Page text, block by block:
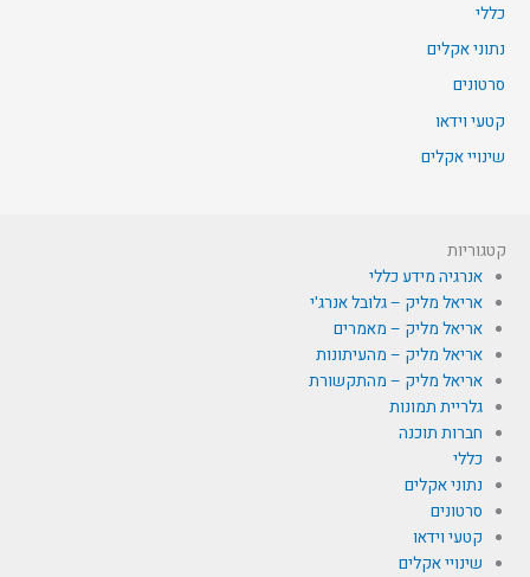
כללי
נתוני אקלים
סרטונים
קטעי וידאו
שינויי אקלים
קטגוריות
אנרגיה מידע כללי
אריאל מליק – גלובל אנרג'י
אריאל מליק – מאמרים
אריאל מליק – מהעיתונות
אריאל מליק – מהתקשורת
גלריית תמונות
חברות תוכנה
כללי
נתוני אקלים
סרטונים
קטעי וידאו
שינויי אקלים